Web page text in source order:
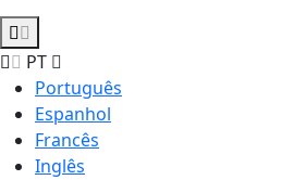
PT
Português
Espanhol
Francês
Inglês